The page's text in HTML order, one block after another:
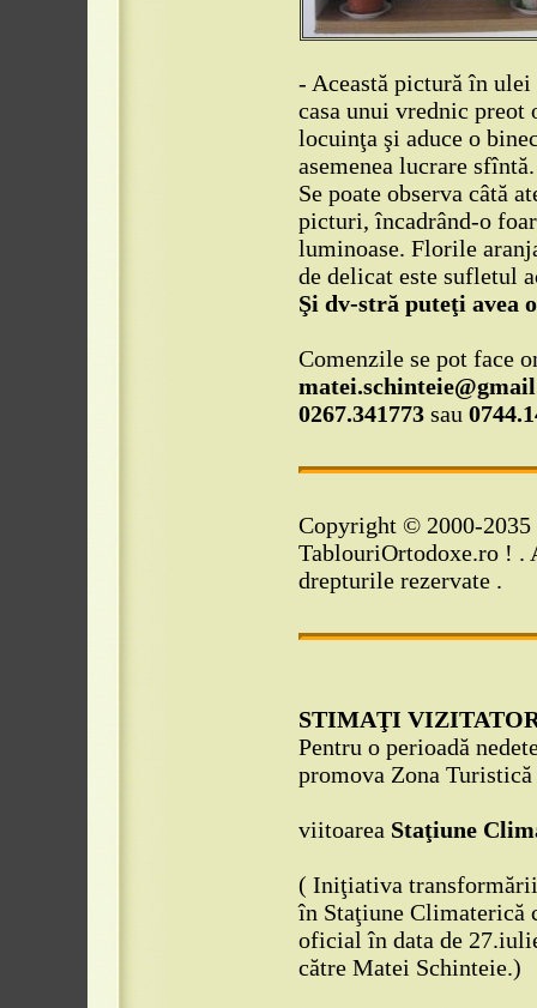
- Această pictură în ulei
casa unui vrednic preot
locuinţa şi aduce o
asemenea lucrare sfîntă.
Se poate observa câtă
picturi, încadrând-o
luminoase. Florile
de delicat este sufletul
Şi dv-stră puteţi avea
Comenzile se pot face
0267.341773 sau
Copyright © 2000-
TablouriOrtodoxe.ro ! .
drepturile rezervate .
STIMAŢI
Pentru o perioadă
promova Zona Turistică
viitoarea Staţiune
( Iniţiativa
în Staţiune Climaterică
oficial în data de
către Matei Schinteie.)